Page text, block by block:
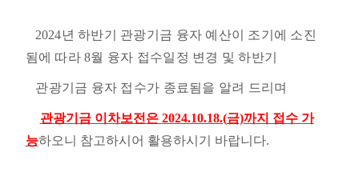
2024년 하반기 관광기금 융자 예산이 조기에 소진
됨에 따라8월 융자 접수일정 변경 및 하반기
관광기금 융자 접수가 종료됨을 알려 드리며
관광기금 이차보전은 2024.10.18.(금)까지 접수 가
능하오니 참고하시어 활용하시기 바랍니다.